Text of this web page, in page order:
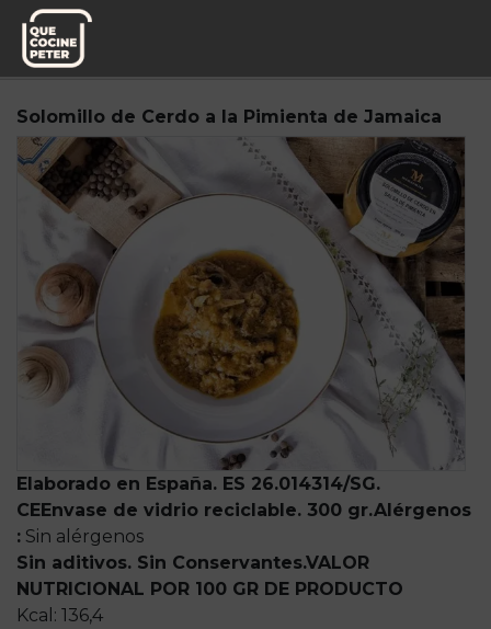
Pedido semanal
Solomillo de Cerdo a la Pimienta de Jamaica
Elaborado en España. ES 26.014314/SG.
CEEnvase de vidrio reciclable. 300 gr.Alérgenos
: Sin alérgenos
Sin aditivos. Sin Conservantes.VALOR
NUTRICIONAL POR 100 GR DE PRODUCTO
Kcal: 136,4